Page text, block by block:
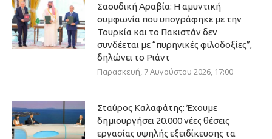
Σαουδική Αραβία: Η αμυντική
συμφωνία που υπογράφηκε με την
Τουρκία και το Πακιστάν δεν
συνδέεται με “πυρηνικές φιλοδοξίες”,
δηλώνει το Ριάντ
Παρασκευή, 7 Αυγούστου 2026, 17:00
Σταύρος Καλαφάτης: Έχουμε
δημιουργήσει 20.000 νέες θέσεις
εργασίας υψηλής εξειδίκευσης τα